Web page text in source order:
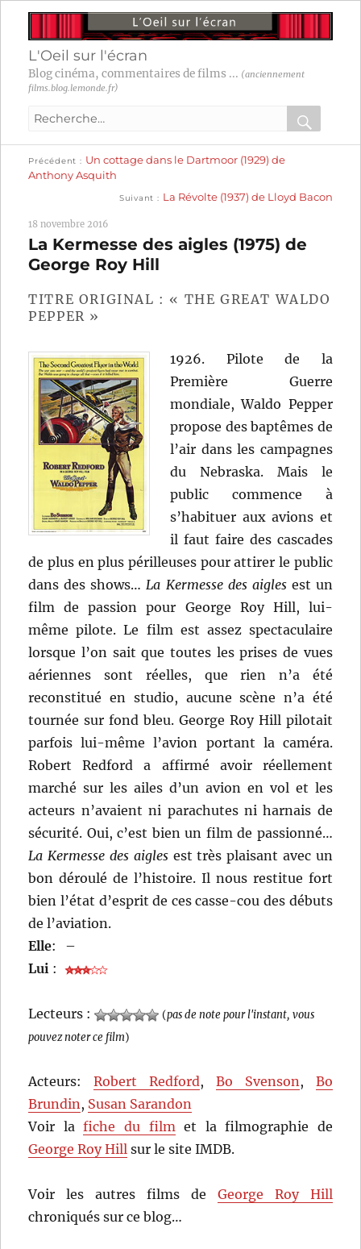
L'Oeil sur l'écran
Blog cinéma, commentaires de films ... (anciennement
films.blog.lemonde.fr)
Recherche
:
OK
Navigation
l’article
Précédent
précédente :
Un cottage dans le Dartmoor (1929) de
Anthony Asquith
Suivant
suivante :
La Révolte (1937) de Lloyd Bacon
18 novembre 2016
La Kermesse des aigles (1975) de
George Roy Hill
TITRE ORIGINAL : « THE GREAT WALDO
PEPPER »
1926. Pilote de la
Première Guerre
mondiale, Waldo Pepper
propose des baptêmes de
l’air dans les campagnes
du Nebraska. Mais le
public commence à
s’habituer aux avions et
il faut faire des cascades
de plus en plus périlleuses pour attirer le public
dans des shows…La Kermesse des aiglesest un
film de passion pour George Roy Hill, lui-
même pilote. Le film est assez spectaculaire
lorsque l’on sait que toutes les prises de vues
aériennes sont réelles, que rien n’a été
reconstitué en studio, aucune scène n’a été
tournée sur fond bleu. George Roy Hill pilotait
parfois lui-même l’avion portant la caméra.
Robert Redford a affirmé avoir réellement
marché sur les ailes d’un avion en vol et les
acteurs n’avaient ni parachutes ni harnais de
sécurité. Oui, c’est bien un film de passionné…
La Kermesse des aiglesest très plaisant avec un
bon déroulé de l’histoire. Il nous restitue fort
bien l’état d’esprit de ces casse-cou des débuts
de l’aviation.
Elle:
–
Lui :
Lecteurs : (pas de note pour l'instant, vous
pouvez noter ce film)
Acteurs:Robert Redford, Bo Svenson, Bo
Brundin, Susan Sarandon
Voir lafiche du filmet la filmographie de
George Roy Hill sur le site IMDB.
Voir les autres films de George Roy Hill
chroniqués sur ce blog…